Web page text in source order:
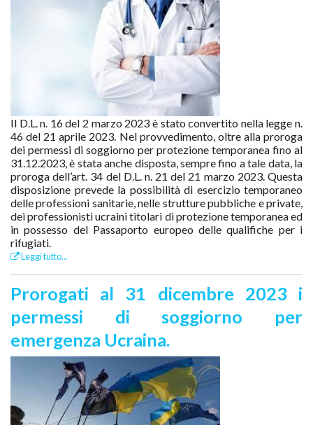
Il D.L. n. 16 del 2 marzo 2023 è stato convertito nella legge n.
46 del 21 aprile 2023. Nel provvedimento, oltre alla proroga
dei permessi di soggiorno per protezione temporanea fino al
31.12.2023, è stata anche disposta, sempre fino a tale data, la
proroga dell’art. 34 del D.L. n. 21 del 21 marzo 2023. Questa
disposizione prevede la possibilità di esercizio temporaneo
delle professioni sanitarie, nelle strutture pubbliche e private,
dei professionisti ucraini titolari di protezione temporanea ed
in possesso del Passaporto europeo delle qualifiche per i
rifugiati.
Leggi tutto...
Prorogati al 31 dicembre 2023 i
permessi di soggiorno per
emergenza Ucraina.